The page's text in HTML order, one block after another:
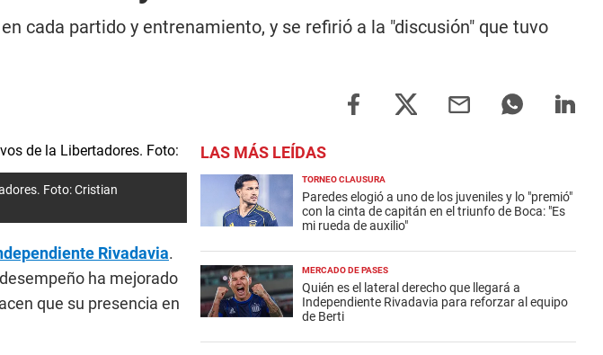
cada partido y entrenamiento, y se refirió a la "discusión" que tuvo
Foto: Cristian
Rivadavia.
ha mejorado
que su presencia en
LAS MÁS LEÍDAS
TORNEO CLAUSURA
Paredes elogió a uno de los juveniles y lo "premió"
con la cinta de capitán en el triunfo de Boca: "Es
mi rueda de auxilio"
MERCADO DE PASES
Quién es el lateral derecho que llegará a
Independiente Rivadavia para reforzar al equipo
de Berti